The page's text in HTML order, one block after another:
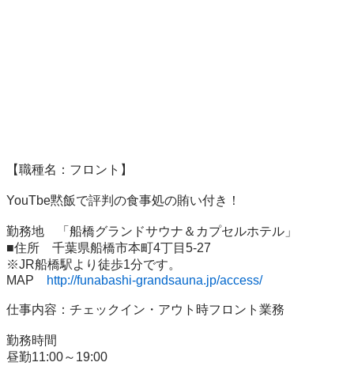
【職種名：フロント】
YouTbe黙飯で評判の食事処の賄い付き！
勤務地	「船橋グランドサウナ＆カプセルホテル」
■住所　千葉県船橋市本町4丁目5-27
※JR船橋駅より徒歩1分です。
MAP
http://funabashi-grandsauna.jp/access/
仕事内容：チェックイン・アウト時フロント業務
勤務時間
昼勤11:00～19:00